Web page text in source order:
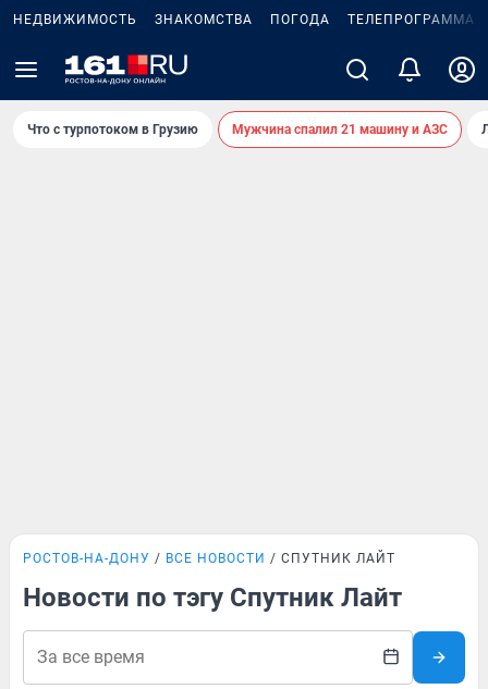
НЕДВИЖИМОСТЬ ЗНАКОМСТВА ПОГОДА ТЕЛЕПРОГРАММА
Что с турпотоком в Грузию Мужчина спалил 21 машину и АЗС
РОСТОВ-НА-ДОНУ ВСЕ НОВОСТИ СПУТНИК ЛАЙТ
Новости по тэгу Спутник Лайт